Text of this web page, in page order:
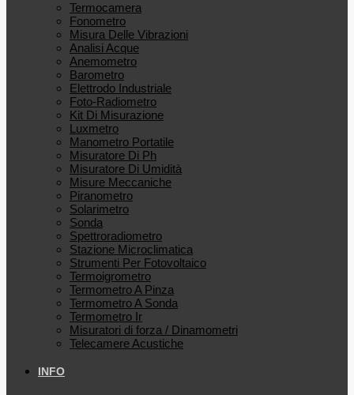
Termocamera
Fonometro
Misura Delle Vibrazioni
Analisi Acque
Anemometro
Barometro
Elettrodo Industriale
Foto-Radiometro
Kit Di Misurazione
Luxmetro
Manometro Portatile
Misuratore Di Ph
Misuratore Di Umidità
Misure Meccaniche
Piranometro
Solarimetro
Sonda
Spettroradiometro
Stazione Microclimatica
Strumenti Per Fotovoltaico
Termoigrometro
Termometro A Pinza
Termometro A Sonda
Termometro Ir
Misuratori di forza / Dinamometri
Telecamere Acustiche
INFO